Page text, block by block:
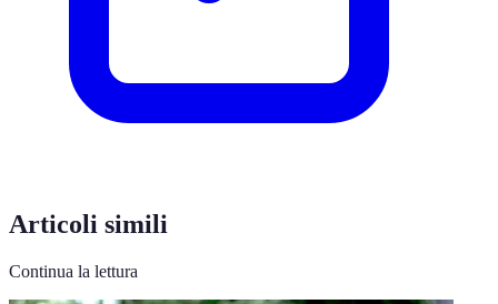
Articoli simili
Continua la lettura